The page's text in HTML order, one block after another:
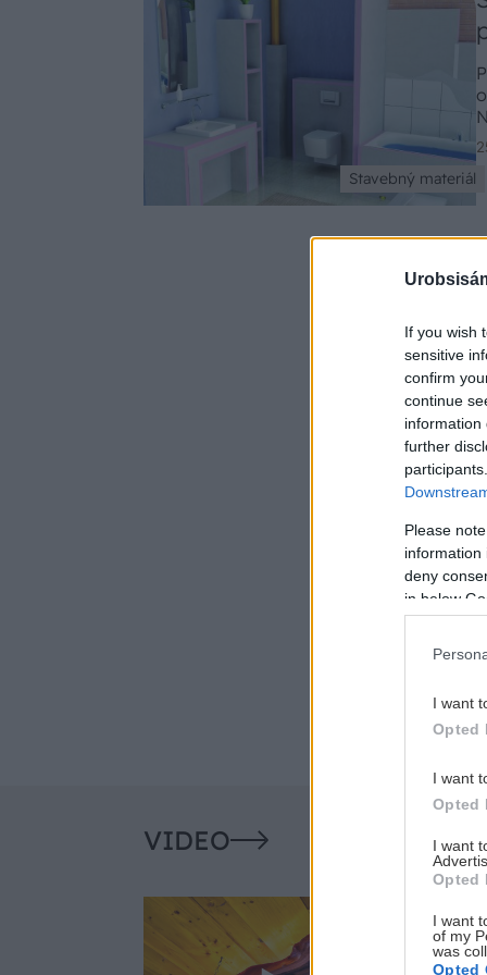
If you wish
sensitive
confirm
continue
information
further
Please
information
deny
in below
I want
Opted
I want
Opted
I want
Opted
I want
of my
was
Opted
Stavebný materiál
VIDEO